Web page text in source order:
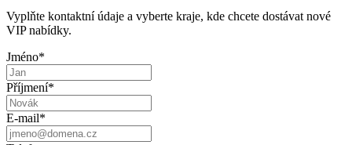
Vyplňte kontaktní údaje a vyberte kraje, kde chcete dostávat nové
VIP nabídky.
Jméno*
Příjmení*
E-mail*